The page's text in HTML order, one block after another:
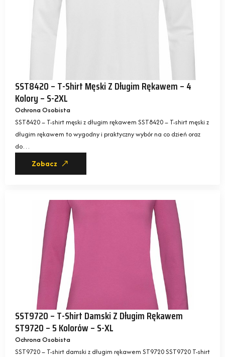
SST8420 – T-Shirt Męski Z Długim Rękawem – 4
Kolory – S-2XL
Ochrona Osobista
SST8420 – T-shirt męski z długim rękawem SST8420 – T-shirt męski z
długim rękawem to wygodny i praktyczny wybór na co dzień oraz
do…
Zobacz
SST9720 – T-Shirt Damski Z Długim Rękawem
ST9720 – 5 Kolorów – S-XL
Ochrona Osobista
SST9720 – T-shirt damski z długim rękawem ST9720 SST9720 T-shirt